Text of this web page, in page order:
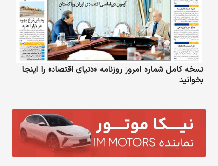
نسخه کامل شماره امروز روزنامه «دنیای‌ اقتصاد» را اینجا
بخوانید